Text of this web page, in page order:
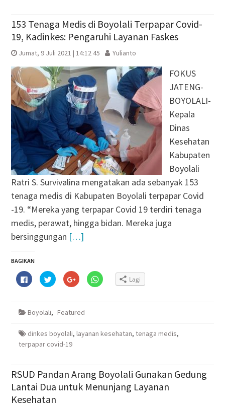
153 Tenaga Medis di Boyolali Terpapar Covid-
19, Kadinkes: Pengaruhi Layanan Faskes
Jumat, 9 Juli 2021 | 14:12 45 Yulianto
FOKUS
JATENG-
BOYOLALI-
Kepala
Dinas
Kesehatan
Kabupaten
Boyolali
Ratri S. Survivalina mengatakan ada sebanyak 153
tenaga medis di Kabupaten Boyolali terpapar Covid
-19. “Mereka yang terpapar Covid 19 terdiri tenaga
medis, perawat, hingga bidan. Mereka juga
bersinggungan […]
BAGIKAN
Klik
untuk
membagikan
Facebook(Membuka
jendela
baru)
Klik
untuk
berbagi
Twitter(Membuka
jendela
baru)
Klik
untuk
berbagi
Google+
di
yang
baru)
Klik
untuk
WhatsApp(Membuka
baru)
Lagi
Boyolali, Featured
dinkes boyolali, layanan kesehatan, tenaga medis,
terpapar covid-19
RSUD Pandan Arang Boyolali Gunakan Gedung
Lantai Dua untuk Menunjang Layanan
Kesehatan